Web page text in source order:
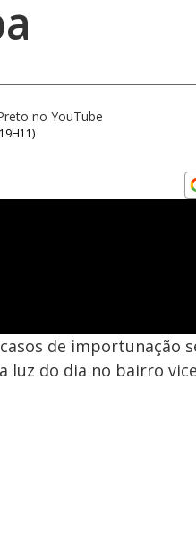
no YouTube
)
de importunação
luz do dia no bairro